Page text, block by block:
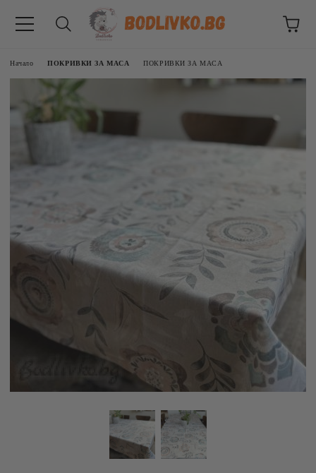
Начало ПОКРИВКИ ЗА МАСА ПОКРИВКИ ЗА МАСА